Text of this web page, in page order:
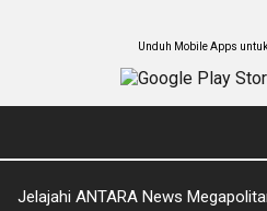
Unduh Mobile Apps
Jelajahi ANTARA News